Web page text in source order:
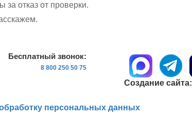
отказ от проверки.
Бесплатный звонок:
8 800 250 50 75
Создание сайта:
персональных данных